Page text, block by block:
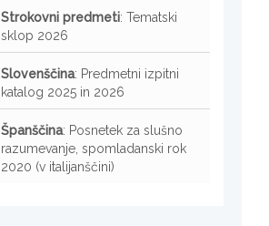
Strokovni predmeti: Tematski
sklop 2026
Slovenščina: Predmetni izpitni
katalog 2025 in 2026
Španščina: Posnetek za slušno
razumevanje, spomladanski rok
2020 (v italijanščini)